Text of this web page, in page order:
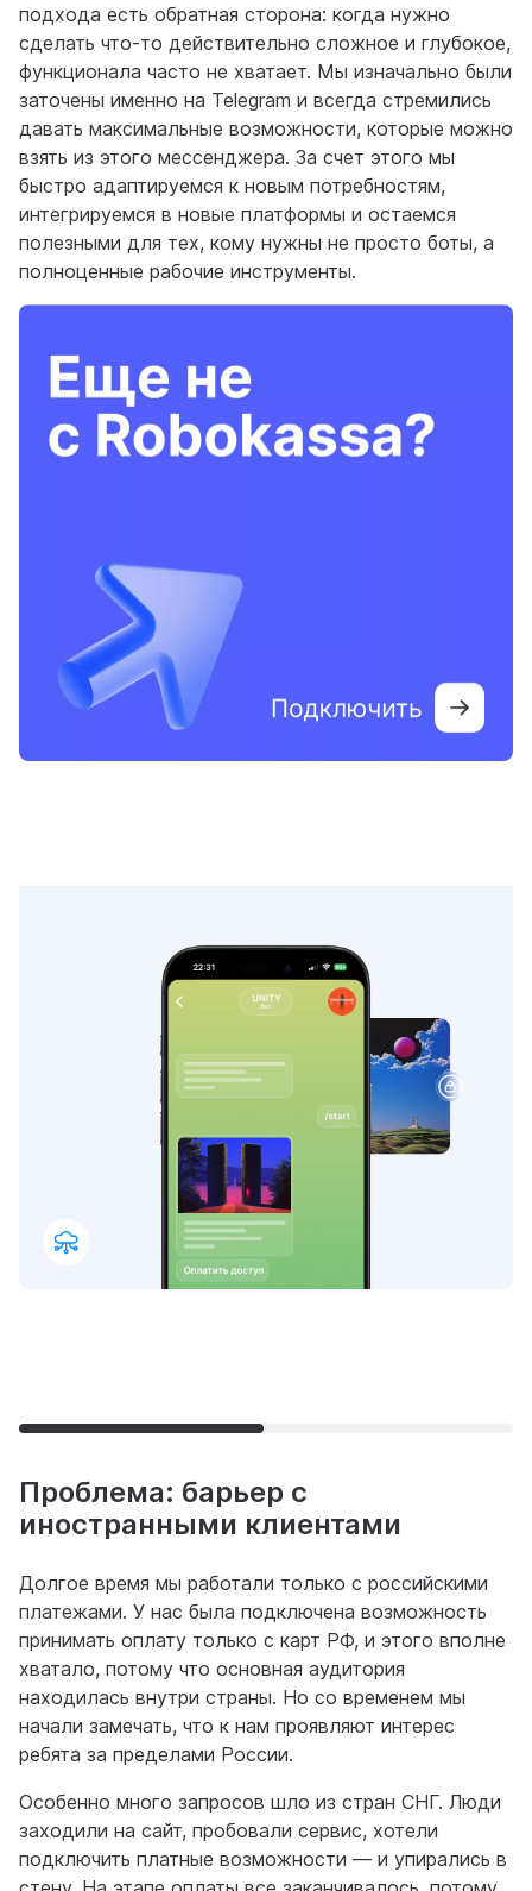
подхода есть обратная сторона: когда нужно
сделать что-то действительно сложное и глубокое,
функционала часто не хватает. Мы изначально были
заточены именно на Telegram и всегда стремились
давать максимальные возможности, которые можно
взять из этого мессенджера. За счет этого мы
быстро адаптируемся к новым потребностям,
интегрируемся в новые платформы и остаемся
полезными для тех, кому нужны не просто боты, а
полноценные рабочие инструменты.
Проблема: барьер с
иностранными клиентами
Долгое время мы работали только с российскими
платежами. У нас была подключена возможность
принимать оплату только с карт РФ, и этого вполне
хватало, потому что основная аудитория
находилась внутри страны. Но со временем мы
начали замечать, что к нам проявляют интерес
ребята за пределами России.
Особенно много запросов шло из стран СНГ. Люди
заходили на сайт, пробовали сервис, хотели
подключить платные возможности — и упирались в